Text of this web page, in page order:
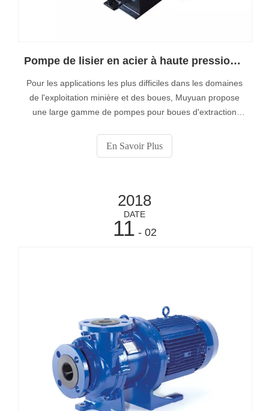
Pompe de lisier en acier à haute pression et tête haute
Pour les applications les plus difficiles dans les domaines
de l'exploitation minière et des boues, Muyuan propose
une large gamme de pompes pour boues d'extraction
lisier d’extrémité d’acier à haute résistance sont toutes
construites en fonte ductile ou en acier inoxydable avec
En Savoir Plus
2018
DATE
11 - 02